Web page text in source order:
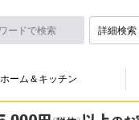
詳細検索
ホーム＆キッチン